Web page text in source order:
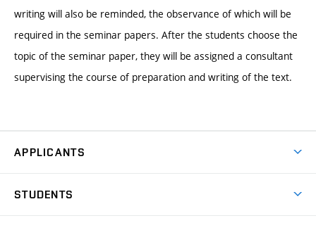
writing will also be reminded, the observance of which will be
required in the seminar papers. After the students choose the
topic of the seminar paper, they will be assigned a consultant
supervising the course of preparation and writing of the text.
APPLICANTS
STUDENTS